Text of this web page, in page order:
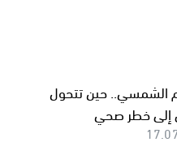
الشمسي.. حين تتحول
إلى خطر صحي